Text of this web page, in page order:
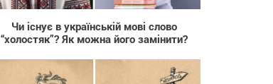
Чи існує в українській мові слово
“холостяк”? Як можна його замінити?